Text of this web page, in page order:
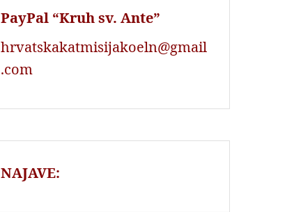
PayPal “Kruh sv. Ante”
hrvatskakatmisijakoeln@gmail
.com
NAJAVE: